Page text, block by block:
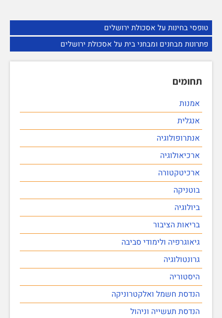
טופסי בחינות על אסכולת ירושלים
פתרונות מבחנים ומבחני בית על אסכולת ירושלים
תחומים
אמנות
אנגלית
אנתרופולוגיה
ארכיאולוגיה
ארכיטקטורה
בוטניקה
ביולוגיה
בריאות הציבור
גיאוגרפיה ולימודי סביבה
גרונטולוגיה
היסטוריה
הנדסת חשמל ואלקטרוניקה
הנדסת תעשייה וניהול